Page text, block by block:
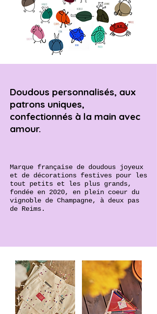
Doudous personnalisés, aux
patrons uniques,
confectionnés à la main avec
amour.
Marque française de doudous joyeux
et de décorations festives pour les
tout petits et les plus grands,
fondée en 2020, en plein coeur du
vignoble de Champagne, à deux pas
de Reims.